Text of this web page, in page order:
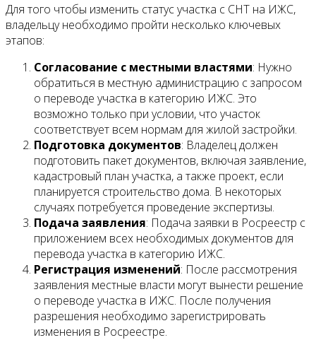
Для того чтобы изменить статус участка с СНТ на ИЖС,
владельцу необходимо пройти несколько ключевых
этапов:
Согласование с местными властями: Нужно
обратиться в местную администрацию с запросом
о переводе участка в категорию ИЖС. Это
возможно только при условии, что участок
соответствует всем нормам для жилой застройки.
Подготовка документов: Владелец должен
подготовить пакет документов, включая заявление,
кадастровый план участка, а также проект, если
планируется строительство дома. В некоторых
случаях потребуется проведение экспертизы.
Подача заявления: Подача заявки в Росреестр с
приложением всех необходимых документов для
перевода участка в категорию ИЖС.
Регистрация изменений: После рассмотрения
заявления местные власти могут вынести решение
о переводе участка в ИЖС. После получения
разрешения необходимо зарегистрировать
изменения в Росреестре.